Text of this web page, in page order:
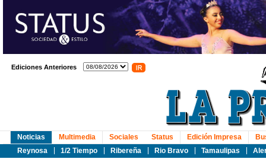
Ediciones Anteriores
Noticias
Reynosa
1/2 Tiempo Ribereña Rio Bravo Tamaulipas
Multimedia Sociales Status Edición Impresa